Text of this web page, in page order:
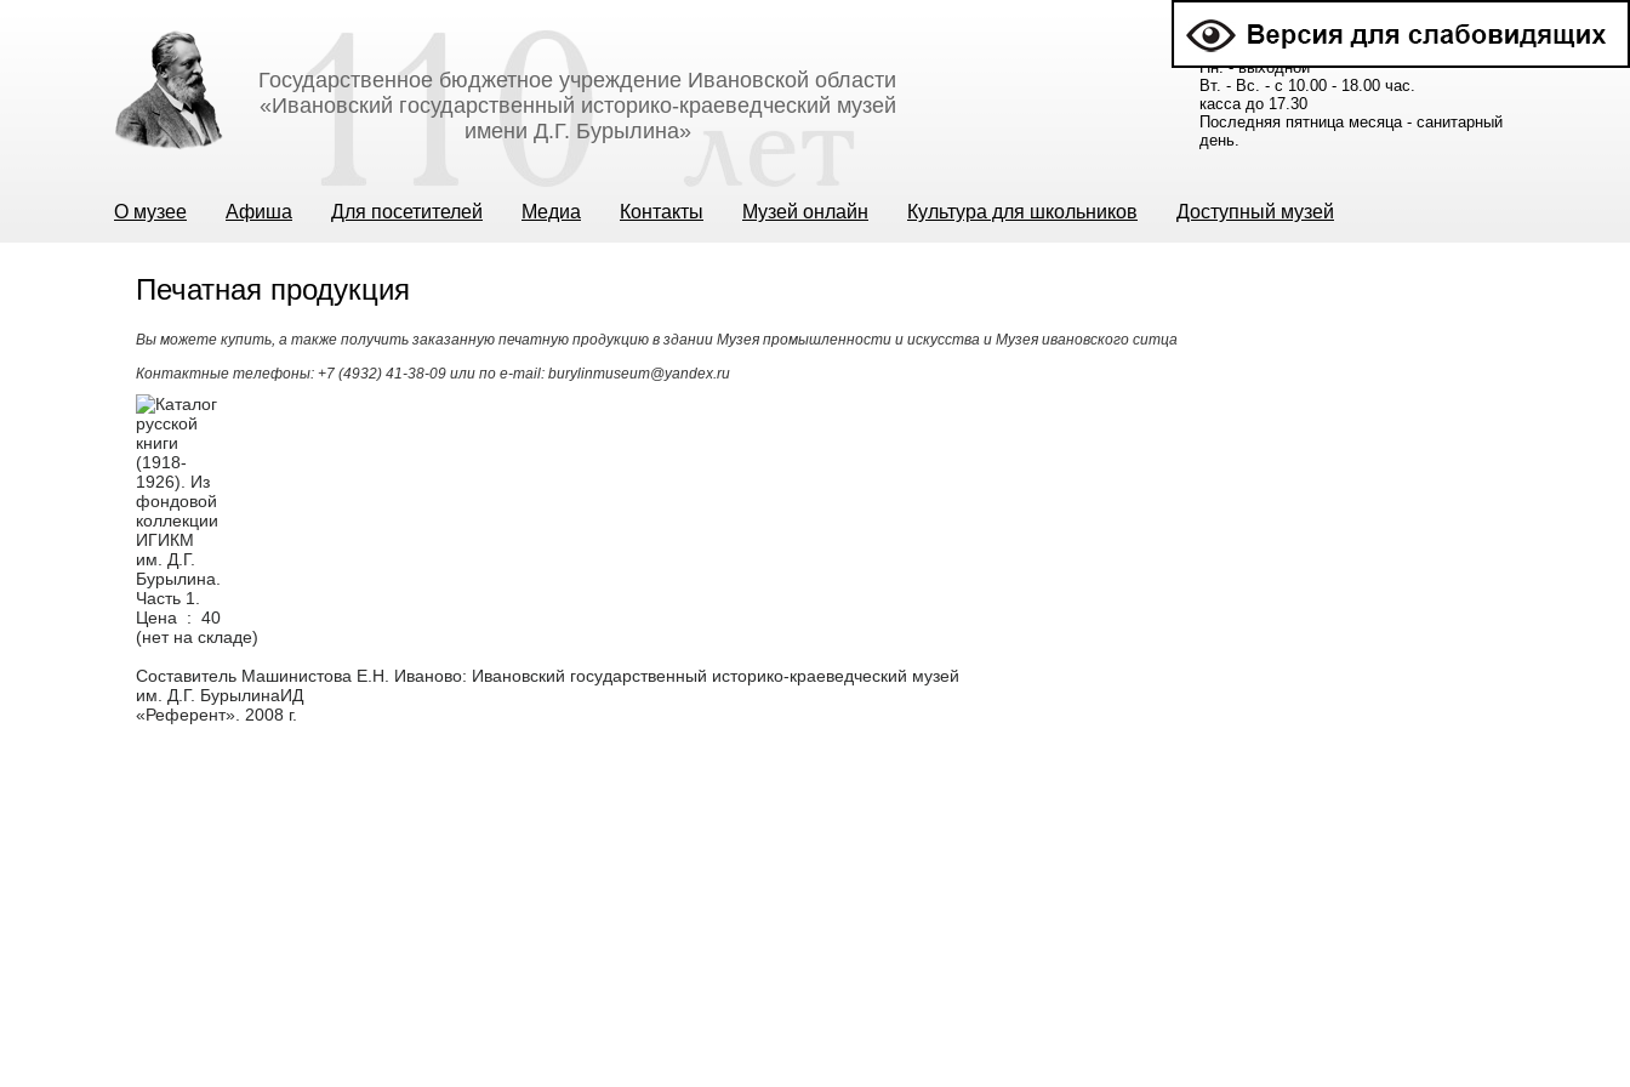
Государственное бюджетное учреждение Ивановской области
«Ивановский государственный историко-краеведческий музей
имени Д.Г. Бурылина»
Расписание работы музея:
Пн. - выходной
Вт. - Вс. - с 10.00 - 18.00 час.
касса до 17.30
Последняя пятница месяца - санитарный
день.
О музее Афиша Для посетителей Медиа Контакты Музей онлайн Культура для школьников Доступный музей
Печатная продукция
Вы можете купить, а также получить заказанную печатную продукцию в здании Музея промышленности и искусства и Музея ивановского ситца
Контактные телефоны: +7 (4932) 41-38-09 или по e-mail: burylinmuseum@yandex.ru
Цена : 40
(нет на складе)
Составитель Машинистова Е.Н. Иваново: Ивановский государственный историко-краеведческий музей
им. Д.Г. БурылинаИД
«Референт». 2008 г.